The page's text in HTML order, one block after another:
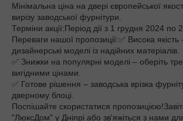
Мінімальна ціна на двері європейської
вирізу заводської фурнітури.
Терміни акції:Період дії з 1 грудня 2024 по
Переваги нашої пропозиції:✅ Висока якість
дизайнерські моделі із надійних матеріалів.
✅ Знижки на популярні моделі – оберіть
вигідними цінами.
✅ Готове рішення – заводська врізка
дверному блоці.
Поспішайте скористатися
"ЛюксДом" у Дніпрі або зв'яжіться з нами